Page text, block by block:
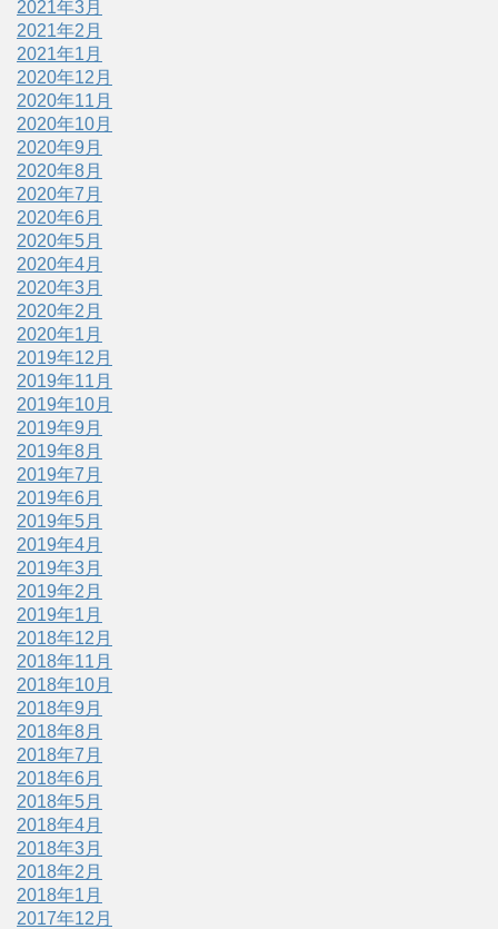
2021年3月
2021年2月
2021年1月
2020年12月
2020年11月
2020年10月
2020年9月
2020年8月
2020年7月
2020年6月
2020年5月
2020年4月
2020年3月
2020年2月
2020年1月
2019年12月
2019年11月
2019年10月
2019年9月
2019年8月
2019年7月
2019年6月
2019年5月
2019年4月
2019年3月
2019年2月
2019年1月
2018年12月
2018年11月
2018年10月
2018年9月
2018年8月
2018年7月
2018年6月
2018年5月
2018年4月
2018年3月
2018年2月
2018年1月
2017年12月